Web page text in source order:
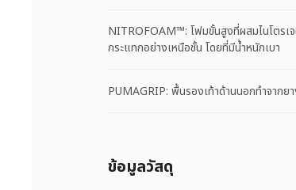
NITROFOAM™: โฟมขั้นสูงที่ผสมไนโตรเ
กระแทกอย่างเหนือชั้น โดยที่มีน้ำหนักเบา
PUMAGRIP: พื้นรองเท้าด้านนอกทำจาก
ข้อมูลวัสดุ